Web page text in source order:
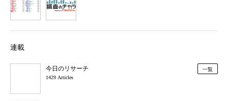
連載
今日のリサーチ
1429 Articles
一覧